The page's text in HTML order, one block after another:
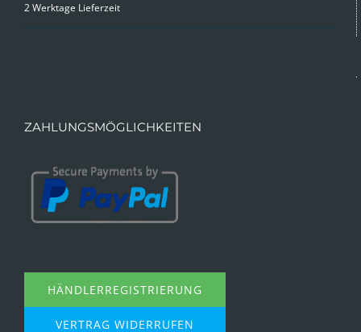
2 Werktage Lieferzeit
ZAHLUNGSMÖGLICHKEITEN
HÄNDLERREGISTRIERUNG
VERTRAG WIDERRUFEN